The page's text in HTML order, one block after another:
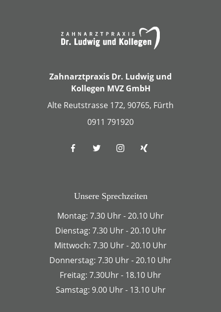
Zahnarztpraxis Dr. Ludwig und
Kollegen MVZ GmbH
Alte Reutstrasse 172, 90765, Fürth
0911 791920
Unsere Sprechzeiten
Montag: 7.30 Uhr - 20.10 Uhr
Dienstag: 7.30 Uhr - 20.10 Uhr
Mittwoch: 7.30 Uhr - 20.10 Uhr
Donnerstag: 7.30 Uhr - 20.10 Uhr
Freitag: 7.30Uhr - 18.10 Uhr
Samstag: 9.00 Uhr - 13.10 Uhr